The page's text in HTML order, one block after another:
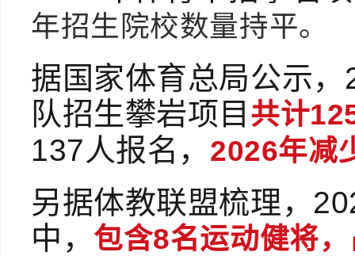
年招生院校数量持平。
据国家体育总局公示
队招生攀岩项目 共计
137人报名， 2026年减
另据体教联盟梳理，
中， 包含8名运动健将